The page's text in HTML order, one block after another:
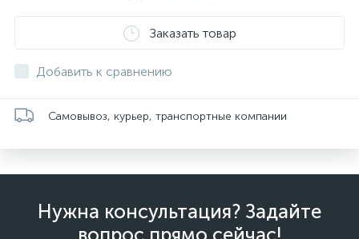
Заказать товар
Добавить к сравнению
Самовывоз, курьер, транспортные компании
Нужна консультация? Задайте